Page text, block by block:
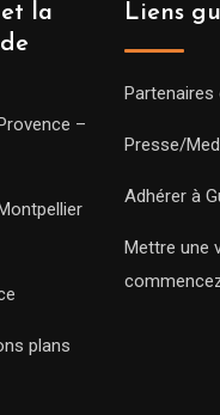
la
–
plans
Liens
Partenaires
Presse/
Adhérer à
Mettre une